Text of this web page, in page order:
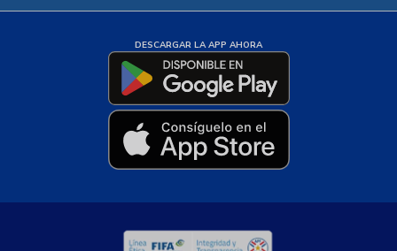
DESCARGAR LA APP AHORA